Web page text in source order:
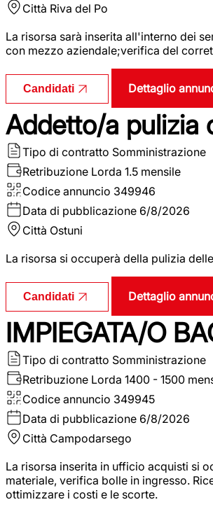
Città Riva del Po
La risorsa sarà inserita all'interno dei
con mezzo aziendale;verifica del
Candidati Dettaglio
Addetto/a pulizia
Tipo di contratto Somministrazione
Retribuzione Lorda 1.5 mensile
Codice annuncio 349946
Data di pubblicazione 6/8/2026
Città Ostuni
La risorsa si occuperà della pulizia
Candidati Dettaglio
IMPIEGATA/O
Tipo di contratto Somministrazione
Retribuzione Lorda 1400 - 1500
Codice annuncio 349945
Data di pubblicazione 6/8/2026
Città Campodarsego
La risorsa inserita in ufficio acquisti si
materiale, verifica bolle in ingresso.
ottimizzare i costi e le scorte.